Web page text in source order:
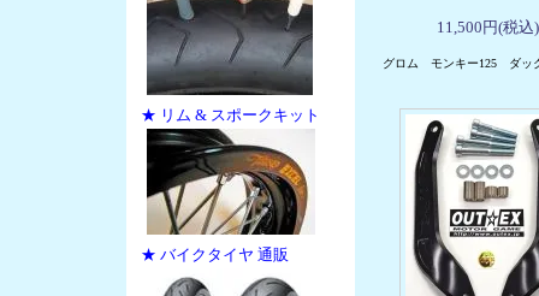
★ リム & スポークキット
★ バイクタイヤ 通販
11,500円(税込)
グロム モンキー125 ダッ